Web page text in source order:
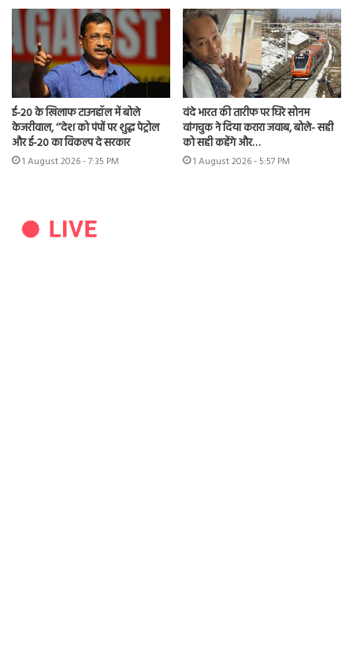
ई-20 के खिलाफ टाउनहॉल में बोले
केजरीवाल, ‘‘देश को पंपों पर शुद्ध पेट्रोल
और ई-20 का विकल्प दे सरकार
1 August 2026 - 7:35 PM
वंदे भारत की तारीफ पर घिरे सोनम
वांगचुक ने दिया करारा जवाब, बोले- सही
को सही कहेंगे और…
1 August 2026 - 5:57 PM